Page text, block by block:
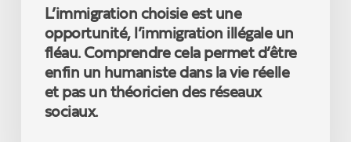
enfin
humaniste
dans
réelle
L’immigration choisie est une
opportunité, l’immigration illégale un
fléau. Comprendre cela permet d’être
enfin un humaniste dans la vie réelle
et pas un théoricien des réseaux
sociaux.